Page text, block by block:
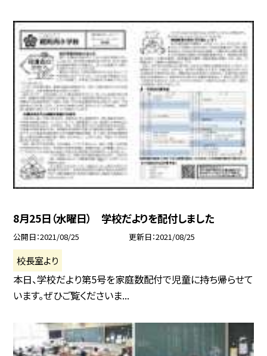
8月25日（水曜日） 学校だよりを配付しました
公開日 2021/08/25 更新日 2021/08/25
校長室より
本日、学校だより第5号を家庭数配付で児童に持ち帰らせて
います。ぜひご覧くださいま...